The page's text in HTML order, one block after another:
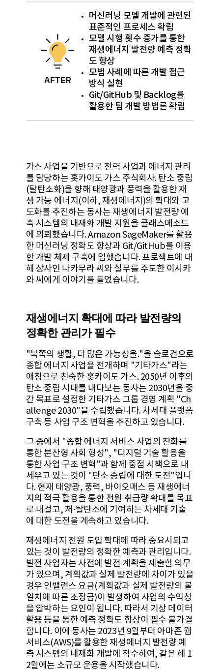
머신러닝 모델 개발에 관련된
표준적인 프로세스 확립
모델 시행 횟수 증가를 통한
재생에너지 발전량 예측 정확
도 향상
모범 사례에 따른 개발 접근
방식 실현
Git/GitHub 및 Backlog를
활용한 팀 개발 방법론 확립
가스 사업을 기반으로 전력 사업과 에너지 관리
를 담당하는 홋카이도 가스 주식회사. 탄소 중립
(탈탄소화)을 향해 태양광과 풍력을 활용한 재
생 가능 에너지(이하, 재생에너지)의 확대와 고
도화를 추진하는 동사는 재생에너지 발전량 예
측 시스템의 내재화 개발 지원을 클래스메소드
에 의뢰했습니다. Amazon SageMaker를 활용
한 머신러닝 정확도 향상과 Git/GitHub를 이용
한 개발 체제 구축에 임했습니다. 프로젝트에 대
해 상사인 나카무라 씨와 실무를 주도한 이시카
와 씨에게 이야기를 들었습니다.
재생에너지 확대에 따라 발전량의
정확한 관리가 필수
"북쪽의 생활, 더 많은 가능성을."을 슬로건으로
종합 에너지 사업을 전개하며 "기타가스"라는
애칭으로 친숙한 홋카이도 가스. 2050년 이후의
탄소 중립 시대를 내다보는 동사는 2030년을 중
간 목표로 설정한 기타가스 그룹 경영 계획 "Ch
allenge 2030"을 수립했습니다. 차세대 플랫폼
구축 등 사업 구조 변혁을 추진하고 있습니다.
그 중에서 "종합 에너지 서비스 사업의 진화를
통한 분산형 사회 형성", "디지털 기술 활용을
통한 사업 구조 변혁"과 함께 중점 시책으로 내
세우고 있는 것이 "탄소 중립에 대한 도전"입니
다. 현재 태양광, 풍력, 바이오매스 등 재생에너
지의 적극 활용을 통한 전원 취급량 확대를 목표
로 내걸고, 저·탈탄소에 기여하는 차세대 기술
에 대한 도전을 계속하고 있습니다.
재생에너지 전원 도입 확대에 따라 중요시되고
있는 것이 발전량의 정확한 예측과 관리입니다.
발전 사업자는 사전에 발전 계획을 제출할 의무
가 있으며, 계획값과 실제 발전량에 차이가 있을
경우 인밸런스 요금(계획값과 실제 발전량의 불
일치에 따른 조정금)이 발생하여 사업의 수익성
을 압박하는 요인이 됩니다. 따라서 기상 데이터
활용 등을 통한 예측 정확도 향상이 필수 불가결
합니다. 이에 동사는 2023년 9월부터 아마존 웹
서비스(AWS)를 활용한 재생에너지 발전량 예
측 시스템의 내재화 개발에 착수하여, 같은 해 1
2월에는 소규모 운용을 시작했습니다.